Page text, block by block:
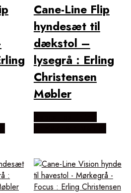
Cane-Line Flip
hyndesæt til
dækstol –
lysegrå : Erling
Christensen
Møbler